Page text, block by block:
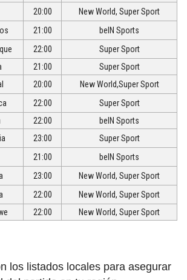
20:00
New World, Super Sport
21:00
beIN Sports
22:00
Super Sport
21:00
Super Sport
20:00
New World,Super Sport
22:00
Super Sport
22:00
beIN Sports
23:00
Super Sport
21:00
beIN Sports
23:00
New World, Super Sport
22:00
New World, Super Sport
22:00 New World, Super Sport
los listados locales para asegurar